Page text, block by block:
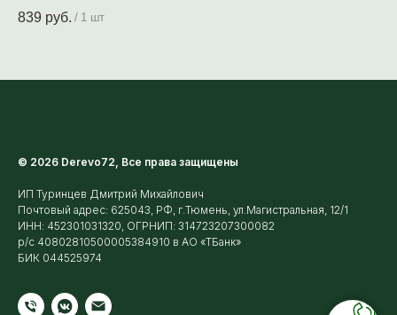
839 руб. / 1 шт
© 2026 Derevo72, Все права защищены
ИП Туринцев Дмитрий Михайлович
Почтовый адрес: 625043, РФ, г.Тюмень, ул.Магистральная, 12/1
ИНН: 452301031320, ОГРНИП: 314723207300082
р/с 40802810500005384910 в АО «ТБанк»
БИК 044525974